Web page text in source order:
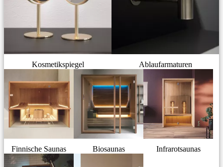
Kosmetikspiegel Ablaufarmaturen
Finnische Saunas Biosaunas Infrarotsaunas